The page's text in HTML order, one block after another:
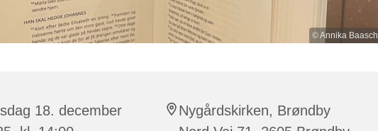
© Annika Baasch
18. december
Nygårdskirken, Brøndby